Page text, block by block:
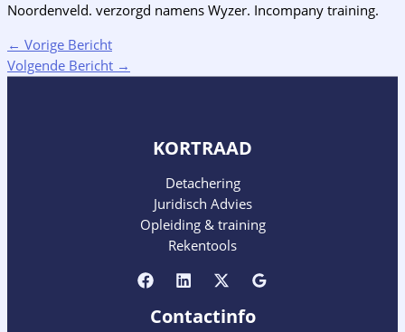
Noordenveld. verzorgd namens Wyzer. Incompany training.
← Vorige Bericht
Volgende Bericht →
KORTRAAD
Detachering
Juridisch Advies
Opleiding & training
Rekentools
Contactinfo